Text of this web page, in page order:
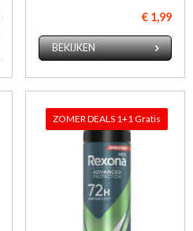
€ 1,99
BEKIJKEN
ZOMER DEALS 1+1 Gratis